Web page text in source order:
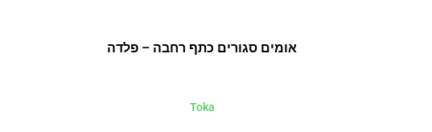
אומים סגורים כתף רחבה – פלדה
Toka